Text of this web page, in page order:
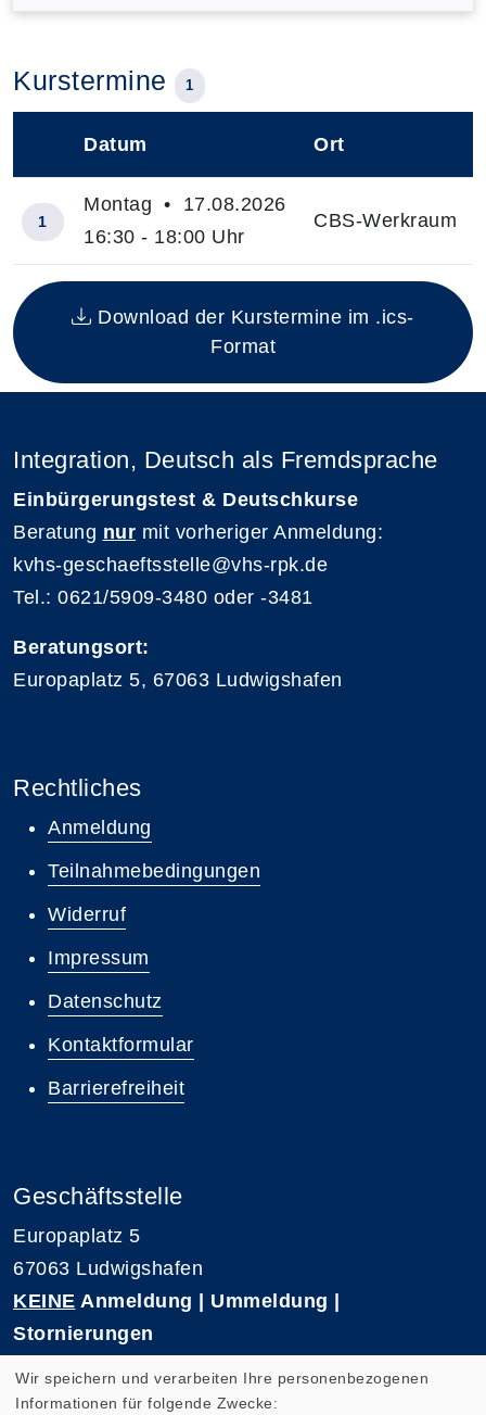
Kurstermine 1
Insgesamt gibt es 1 Termine zum diesen Kurs
Datum Ort
1
Montag • 17.08.2026
16:30 - 18:00 Uhr
CBS-Werkraum
Download der Kurstermine im .ics-
Format
Integration, Deutsch als Fremdsprache
Einbürgerungstest & Deutschkurse
Beratung nur mit vorheriger Anmeldung:
kvhs-geschaeftsstelle@vhs-rpk.de
Tel.: 0621/5909-3480 oder -3481
Beratungsort:
Europaplatz 5, 67063 Ludwigshafen
Rechtliches
Anmeldung
Teilnahmebedingungen
Widerruf
Impressum
Datenschutz
Kontaktformular
Barrierefreiheit
Geschäftsstelle
Europaplatz 5
67063 Ludwigshafen
KEINE Anmeldung | Ummeldung |
Stornierungen
E-Mail: kvhs-geschaeftsstelle@vhs-rpk.de
Wir speichern und verarbeiten Ihre personenbezogenen
Informationen für folgende Zwecke: